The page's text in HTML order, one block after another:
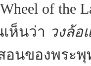
of
ห็นว่า วงล้อ
อนของพระพุ